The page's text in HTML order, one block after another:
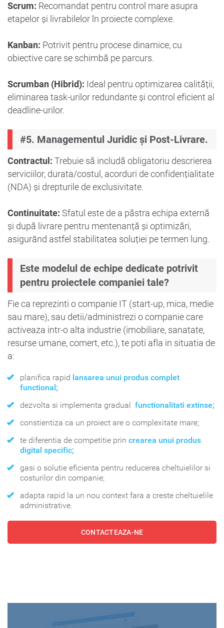
Scrum: Recomandat pentru control mare asupra
etapelor și livrabilelor în proiecte complexe.
Kanban: Potrivit pentru procese dinamice, cu
obiective care se schimbă pe parcurs.
Scrumban (Hibrid): Ideal pentru optimizarea calității,
eliminarea task-urilor redundante și control eficient al
deadline-urilor.
#5. Managementul Juridic și Post-Livrare.
Contractul: Trebuie să includă obligatoriu descrierea
serviciilor, durata/costul, acorduri de confidențialitate
(NDA) și drepturile de exclusivitate.
Continuitate: Sfatul este de a păstra echipa externă
și după livrare pentru mentenanță și optimizări,
asigurând astfel stabilitatea soluției pe termen lung.
Este modelul de echipe dedicate potrivit
pentru proiectele companiei tale?
Fie ca reprezinti o companie IT (start-up, mica, medie
sau mare), sau detii/administrezi o companie care
activeaza intr-o alta industrie (imobiliare, sanatate,
resurse umane, comert, etc.), te poti afla in situatia de
a:
planifica rapid lansarea unui produs complet
functional;
dezvolta si implementa gradual functionalitati extinse;
constientiza ca un proiect are o complexitate mare;
te diferentia de competitie prin crearea unui produs
digital specific;
gasi o solutie eficienta pentru reducerea cheltuielilor si
costurilor din companie;
adapta rapid la un nou context fara a creste cheltuielile
administrative.
CONTACTEAZA-NE